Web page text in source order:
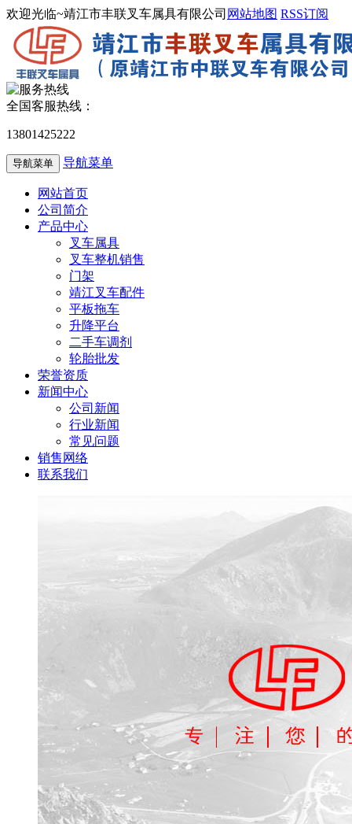
欢迎光临~靖江市丰联叉车属具有限公司 网站地图 RSS订阅
全国客服热线：
13801425222
导航菜单 导航菜单
网站首页
公司简介
产品中心
叉车属具
叉车整机销售
门架
靖江叉车配件
平板拖车
升降平台
二手车调剂
轮胎批发
荣誉资质
新闻中心
公司新闻
行业新闻
常见问题
销售网络
联系我们